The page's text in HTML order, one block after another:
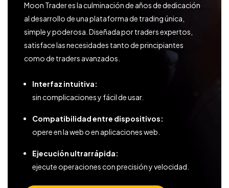
Mercados
Plataformas
Moon Trader es la culminación de años de dedicación
al desarrollo de una plataforma de trading única,
simple y poderosa. Diseñada por traders expertos,
satisface las necesidades tanto de principiantes
como de traders avanzados.
Interfaz intuitiva:
sin complicaciones y fácil de usar.
Compatibilidad entre dispositivos:
opere en la web o en aplicaciones web.
Ejecución ultrarrápida:
ejecute operaciones con precisión y velocidad.